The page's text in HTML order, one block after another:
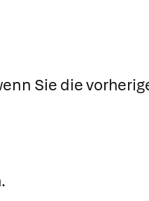
Sie die